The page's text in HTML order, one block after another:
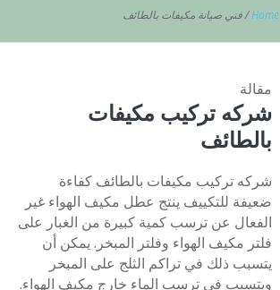
Home
/فني صيانة مكيفات بالطائف
مقالة
شركه تركيب مكيفات
بالطائف
شركه تركيب مكيفات بالطائف كفاءة
ضعيفة للتكييف ينتج عطل مكيف الهواء غير
الفعال عن ترسب كمية كبيرة من الغبار على
فلتر مكيف الهواء وفلتر المبخر. يمكن أن
يتسبب ذلك في تراكم الثلج على المبخر
ويتسبب في ترسب الماء خارج مكيف الهواء.